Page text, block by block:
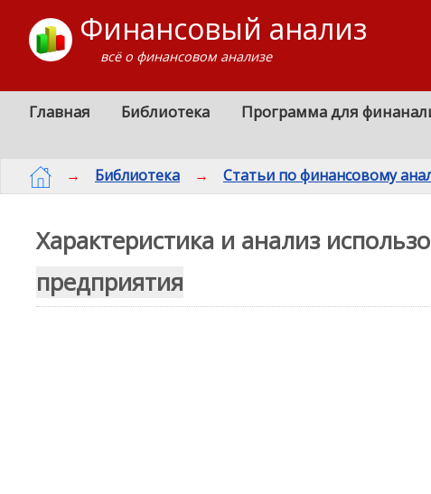
Финансовый анализ
всё о финансовом анализе
Главная Библиотека Программа для
→ Библиотека → Статьи по финансовому
Характеристика и анализ
предприятия